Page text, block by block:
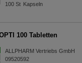
100St Kapseln
100 Tabletten
ALLPHARM Vertriebs GmbH
09520592